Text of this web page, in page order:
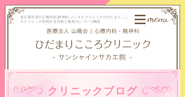
名古屋市栄の心療内科,精神科,メンタルクリニックのひだまりここ
ろクリニック栄院が五月病と無気力について解説
menu
クリニックブログ